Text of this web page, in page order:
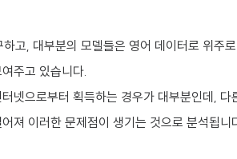
고, 대부분의 모델들은 영어 데이터로 위주
주고 있습니다.
넷으로부터 획득하는 경우가 대부분인데, 다
져 이러한 문제점이 생기는 것으로 분석됩니